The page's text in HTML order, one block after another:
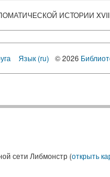
ИСТОРИИ
Язык (ru) © 2026
сети Либмонстр (открыть